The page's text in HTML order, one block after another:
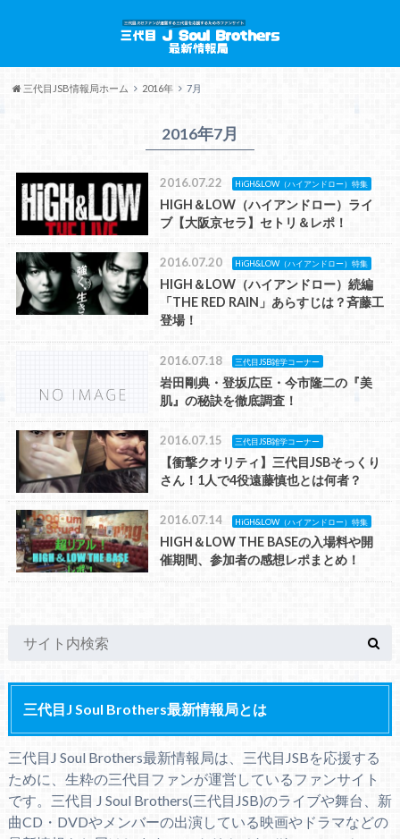
三代目JSB情報局ホーム 2016年 7月
2016年7月
2016.07.22 HiGH&LOW（ハイアンドロー）特集
HIGH＆LOW（ハイアンドロー）ライ
ブ【大阪京セラ】セトリ＆レポ！
2016.07.20 HiGH&LOW（ハイアンドロー）特集
HIGH＆LOW（ハイアンドロー）続編
「THE RED RAIN」あらすじは？斉藤工
登場！
2016.07.18 三代目JSB雑学コーナー
岩田剛典・登坂広臣・今市隆二の『美
肌』の秘訣を徹底調査！
2016.07.15 三代目JSB雑学コーナー
【衝撃クオリティ】三代目JSBそっくり
さん！1人で4役遠藤慎也とは何者？
2016.07.14 HiGH&LOW（ハイアンドロー）特集
HIGH＆LOW THE BASEの入場料や開
催期間、参加者の感想レポまとめ！
三代目J Soul Brothers最新情報局とは
三代目J Soul Brothers最新情報局は、三代目JSBを応援する
ために、生粋の三代目ファンが運営しているファンサイト
です。三代目 J Soul Brothers(三代目JSB)のライブや舞台、新
曲CD・DVDやメンバーの出演している映画やドラマなどの